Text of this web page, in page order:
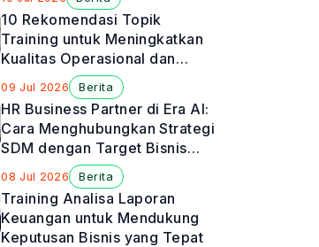
10 Rekomendasi Topik
Training untuk Meningkatkan
Kualitas Operasional dan
Manajemen Rumah Sakit
09 Jul 2026 Berita
HR Business Partner di Era AI:
Cara Menghubungkan Strategi
SDM dengan Target Bisnis
Perusahaan
08 Jul 2026 Berita
Training Analisa Laporan
Keuangan untuk Mendukung
Keputusan Bisnis yang Tepat